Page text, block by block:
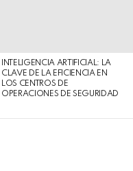
INTELIGENCIA ARTIFICIAL: LA
CLAVE DE LA EFICIENCIA EN
LOS CENTROS DE
OPERACIONES DE SEGURIDAD